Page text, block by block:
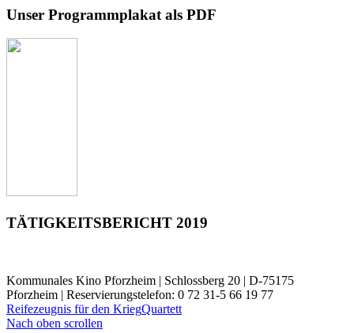
Unser Programmplakat als PDF
TÄTIGKEITSBERICHT 2019
Kommunales Kino Pforzheim | Schlossberg 20 | D-75175
Pforzheim | Reservierungstelefon: 0 72 31-5 66 19 77
Reifezeugnis für den KriegQuartett
Nach oben scrollen